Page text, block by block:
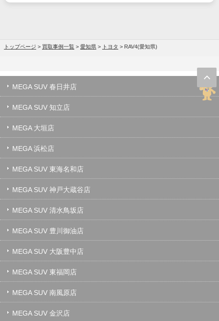
トップページ > 買取事例一覧 > 愛知県 > トヨタ > RAV4(愛知県)
MEGA SUV 春日井店
MEGA SUV 知立店
MEGA 大垣店
MEGA 浜松店
MEGA SUV 東海名和店
MEGA SUV 神戸大蔵谷店
MEGA SUV 清水鳥坂店
MEGA SUV 豊川御油店
MEGA SUV 大阪豊中店
MEGA SUV 東福岡店
MEGA SUV 南風原店
MEGA SUV 金沢店